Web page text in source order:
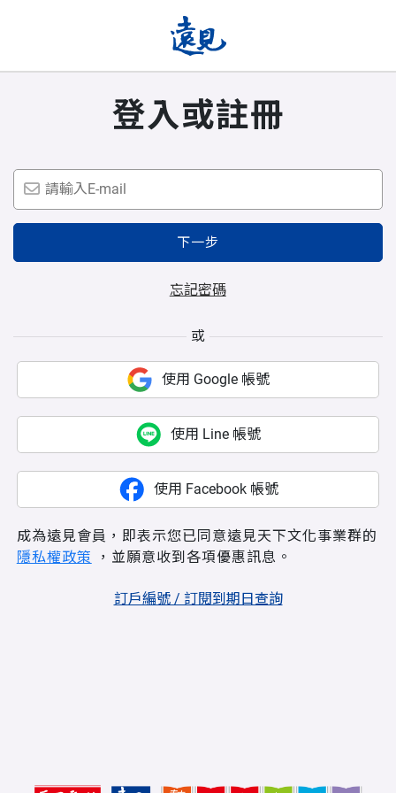
登入或註冊
下一步
忘記密碼
或
使用 Google 帳號
使用 Line 帳號
使用 Facebook 帳號
成為遠見會員，即表示您已同意遠見天下文化事業群的
隱私權政策 ，並願意收到各項優惠訊息。
訂戶編號 / 訂閱到期日查詢